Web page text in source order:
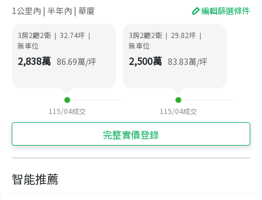
1公里內 | 半年內 | 華廈 編輯篩選條件
3房2廳2衛 | 32.74坪 |
無車位
2,838萬 86.69萬/坪
115/04成交
3房2廳2衛 | 29.82坪 |
無車位
2,500萬 83.83萬/坪
115/04成交
完整實價登錄
智能推薦